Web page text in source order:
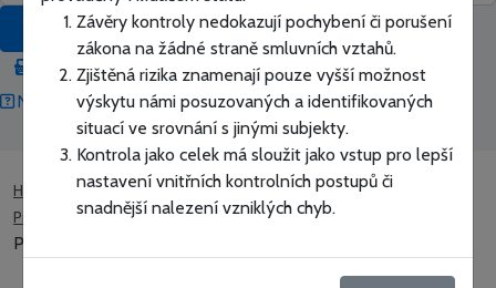
HLEDAT
Přepnout na vyhledávání bez našeptávače
Nápověda jak vyhledávat
Snadné hledání
Hlídač státu
Úřady a firmy
PricewaterhouseCoopers Audit, s.r.o.
PricewaterhouseCoopers Audit, s.r.o. - Sledovaná rizika
Závěry kontroly nedokazují pochybení či porušení
zákona na žádné straně smluvních vztahů.
Zjištěná rizika znamenají pouze vyšší možnost
výskytu námi posuzovaných a identifikovaných
situací ve srovnání s jinými subjekty.
Kontrola jako celek má sloužit jako vstup pro lepší
nastavení vnitřních kontrolních postupů či
snadnější nalezení vzniklých chyb.